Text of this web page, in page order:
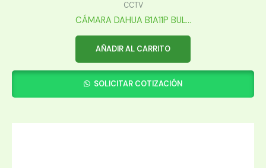
CCTV
CÁMARA DAHUA B1A11P BUL...
AÑADIR AL CARRITO
SOLICITAR COTIZACIÓN